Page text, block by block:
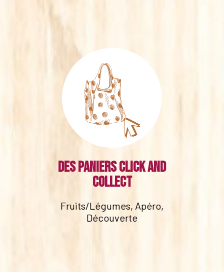
Des paniers click and
collect
Fruits/Légumes, Apéro,
Découverte